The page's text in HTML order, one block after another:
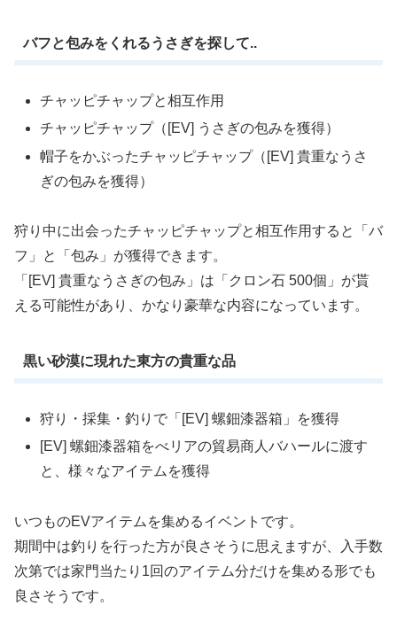
バフと包みをくれるうさぎを探して..
チャッピチャップと相互作用
チャッピチャップ（[EV] うさぎの包みを獲得）
帽子をかぶったチャッピチャップ（[EV] 貴重なうさ
ぎの包みを獲得）
狩り中に出会ったチャッピチャップと相互作用すると「バ
フ」と「包み」が獲得できます。
「[EV] 貴重なうさぎの包み」は「クロン石 500個」が貰
える可能性があり、かなり豪華な内容になっています。
黒い砂漠に現れた東方の貴重な品
狩り・採集・釣りで「[EV] 螺鈿漆器箱」を獲得
[EV] 螺鈿漆器箱をべリアの貿易商人バハールに渡す
と、様々なアイテムを獲得
いつものEVアイテムを集めるイベントです。
期間中は釣りを行った方が良さそうに思えますが、入手数
次第では家門当たり1回のアイテム分だけを集める形でも
良さそうです。